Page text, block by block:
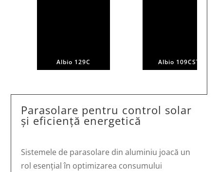
Albio 129C Albio 109CST
Parasolare pentru control solar
și eficiență energetică
Sistemele de parasolare din aluminiu joacă un
rol esențial în optimizarea consumului